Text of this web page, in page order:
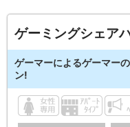
ゲーミングシェア
ゲーマーによるゲーマー
ン!